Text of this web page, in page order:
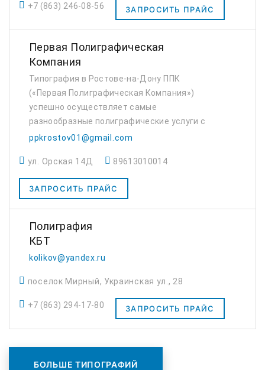
+7 (863) 246-08-56 ЗАПРОСИТЬ ПРАЙС
Первая Полиграфическая
Компания
Типография в Ростове-на-Дону ППК
(«Первая Полиграфическая Компания»)
успешно осуществляет самые
разнообразные полиграфические услуги с
1998 года. Пятнадцатилетний стаж
компании приобрести необходимый опыт и
c...
ppkrostov01@gmail.com
ул. Орская 14Д 89613010014
ЗАПРОСИТЬ ПРАЙС
Полиграфия
КБТ
kolikov@yandex.ru
поселок Мирный, Украинская ул., 28
+7 (863) 294-17-80 ЗАПРОСИТЬ ПРАЙС
БОЛЬШЕ ТИПОГРАФИЙ